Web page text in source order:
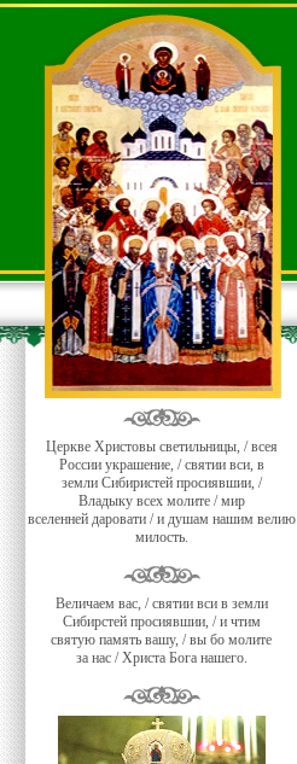
Церкве Христовы светильницы, / всея
России украшение, / святии вси, в
земли Сибиристей просиявшии, /
Владыку всех молите / мир
вселенней даровати / и душам нашим велию
милость.
Величаем вас, / святии вси в земли
Сибирстей просиявшии, / и чтим
святую память вашу, / вы бо молите
за нас / Христа Бога нашего.